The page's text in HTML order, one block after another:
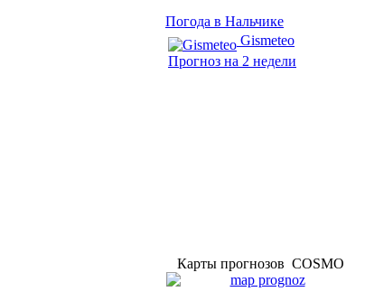
Погода в Нальчике
Gismeteo
Прогноз на 2 недели
Карты прогнозов COSMO